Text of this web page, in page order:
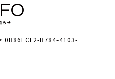
らせ
0B86ECF2-B784-4103-